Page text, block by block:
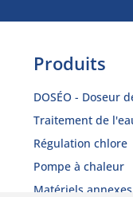
Produits
DOSÉO - Doseur
Traitement de
Régulation chlore
Pompe à chaleur
Matériels annexes